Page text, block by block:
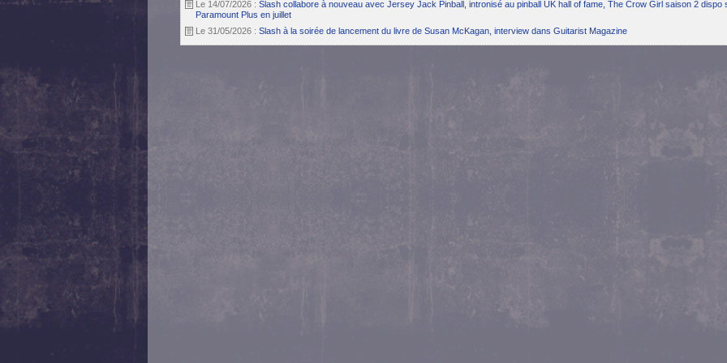
Le 14/07/2026 : Slash collabore à nouveau avec Jersey Jack Pinball, intronisé au pinball UK hall of fame, The Crow Girl saison 2 dispo
Paramount Plus en juillet
Le 31/05/2026 : Slash à la soirée de lancement du livre de Susan McKagan, interview dans Guitarist Magazine